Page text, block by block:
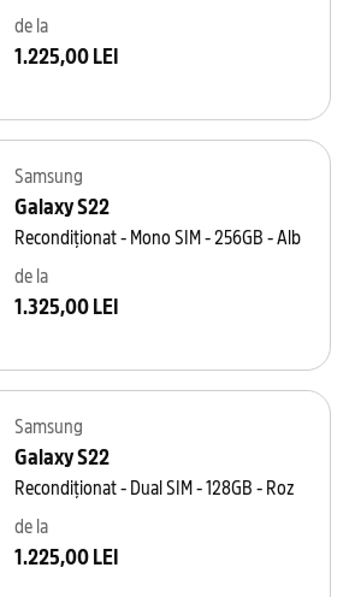
de la
1.225,00 LEI
Samsung
Galaxy S22
Recondiționat - Mono SIM - 256GB - Alb
de la
1.325,00 LEI
Samsung
Galaxy S22
Recondiționat - Dual SIM - 128GB - Roz
de la
1.225,00 LEI